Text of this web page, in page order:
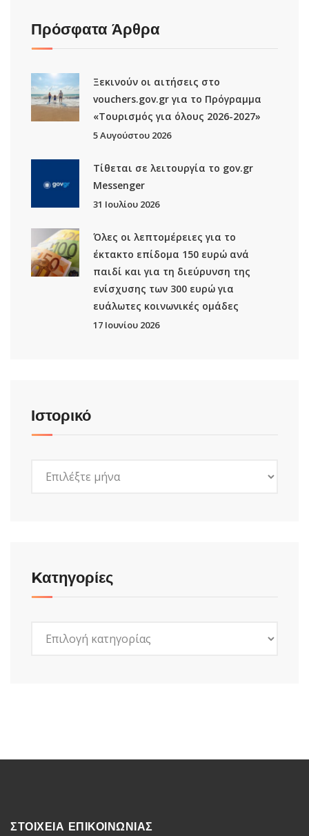
Πρόσφατα Άρθρα
Ξεκινούν οι αιτήσεις στο
vouchers.gov.gr για το Πρόγραμμα
«Τουρισμός για όλους 2026-2027»
5 Αυγούστου 2026
Τίθεται σε λειτουργία το gov.gr
Μessenger
31 Ιουλίου 2026
Όλες οι λεπτομέρειες για το
έκτακτο επίδομα 150 ευρώ ανά
παιδί και για τη διεύρυνση της
ενίσχυσης των 300 ευρώ για
ευάλωτες κοινωνικές ομάδες
17 Ιουνίου 2026
Ιστορικό
Kατηγορίες
ΣΤΟΙΧΕΙΑ ΕΠΙΚΟΙΝΩΝΙΑΣ